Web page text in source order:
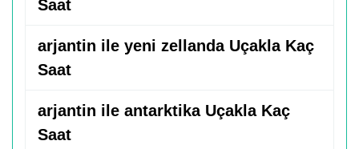
Saat
arjantin ile yeni zellanda Uçakla Kaç
Saat
arjantin ile antarktika Uçakla Kaç
Saat